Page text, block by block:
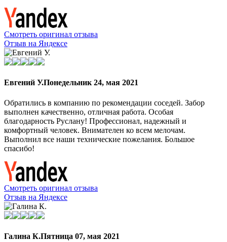
Смотреть оригинал отзыва
Отзыв на Яндексе
Евгений У.Понедельник 24, мая 2021
Обратились в компанию по рекомендации соседей. Забор
выполнен качественно, отличная работа. Особая
благодарность Руслану! Профессионал, надежный и
комфортный человек. Внимателен ко всем мелочам.
Выполнил все наши технические пожелания. Большое
спасибо!
Смотреть оригинал отзыва
Отзыв на Яндексе
Галина К.Пятница 07, мая 2021